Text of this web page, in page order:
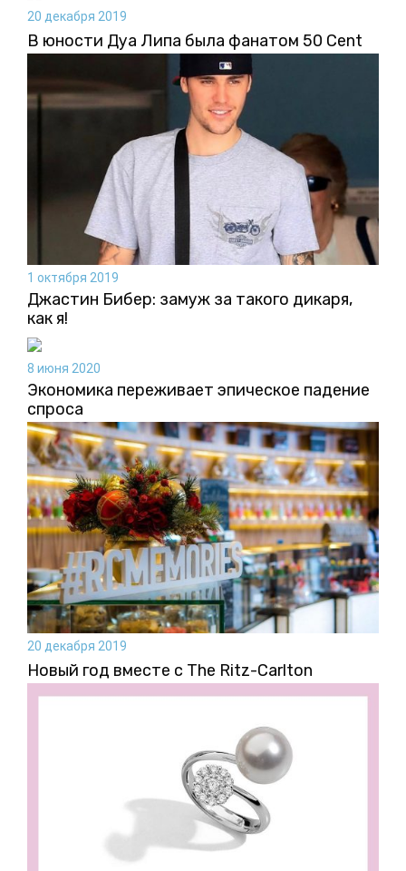
20 декабря 2019
В юности Дуа Липа была фанатом 50 Cent
1 октября 2019
Джастин Бибер: замуж за такого дикаря,
как я!
8 июня 2020
Экономика переживает эпическое падение
спроса
20 декабря 2019
Новый год вместе с The Ritz-Carlton